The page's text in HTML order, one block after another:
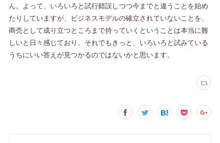
ん。よって、いろいろと試行錯誤しつつ今までと違うことを始め
たりしていますが、ビジネスモデルの確立されていないことを、
商売として成り立つところまで持っていくということは本当に難
しいと日々感じており、それでもきっと、いろいろと試みている
うちにいい答えが見つかるのではないかと思います。